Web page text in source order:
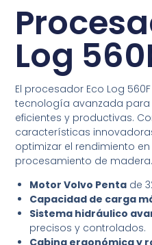
Log
El procesador Eco Log
tecnología avanzada
eficientes y productivas.
características
optimizar el rendimiento
procesamiento de madera.
Motor Volvo Penta de
Capacidad de carga
Sistema hidráulico
precisos y controlados.